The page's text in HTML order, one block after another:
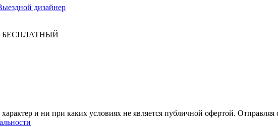
дизайнер
БЕСПЛАТНЫЙ
и ни при каких условиях не является публичной офертой.